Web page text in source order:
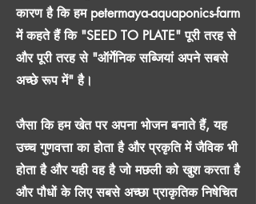
कारण है कि हम petermaya-aquaponics-farm
में कहते हैं कि "SEED TO PLATE" पूरी तरह से
और पूरी तरह से "ऑर्गेनिक सब्जियां अपने सबसे
अच्छे रूप में" है।
जैसा कि हम खेत पर अपना भोजन बनाते हैं, यह
उच्च गुणवत्ता का होता है और प्रकृति में जैविक भी
होता है और यही वह है जो मछली को खुश करता है
और पौधों के लिए सबसे अच्छा प्राकृतिक निषेचित